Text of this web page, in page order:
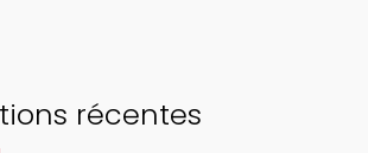
récentes